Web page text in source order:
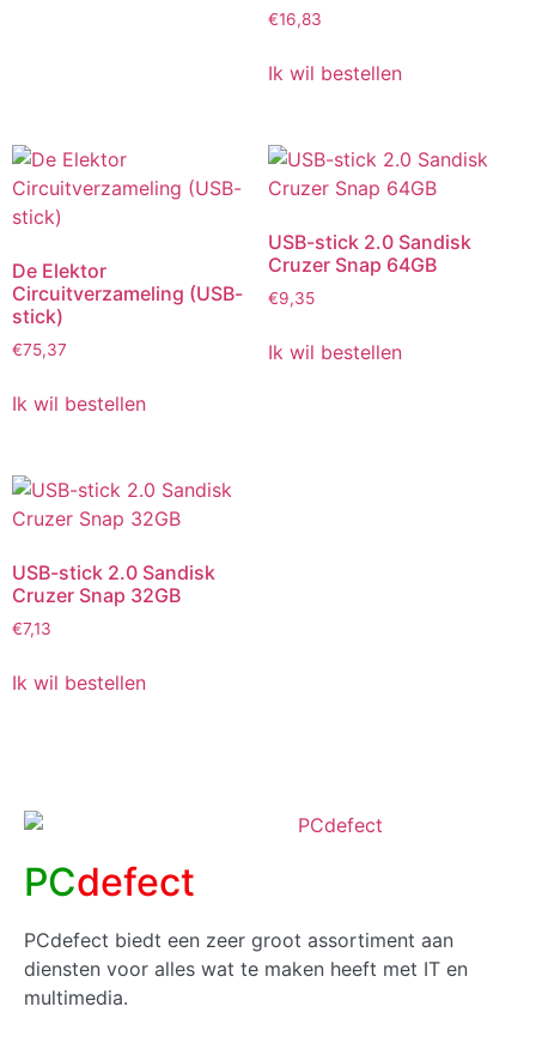
€16,83
Ik wil bestellen
De Elektor
Circuitverzameling (USB-
stick)
€75,37
Ik wil bestellen
USB-stick 2.0 Sandisk
Cruzer Snap 64GB
€9,35
Ik wil bestellen
USB-stick 2.0 Sandisk
Cruzer Snap 32GB
€7,13
Ik wil bestellen
PCdefect
PCdefect biedt een zeer groot assortiment aan
diensten voor alles wat te maken heeft met IT en
multimedia.